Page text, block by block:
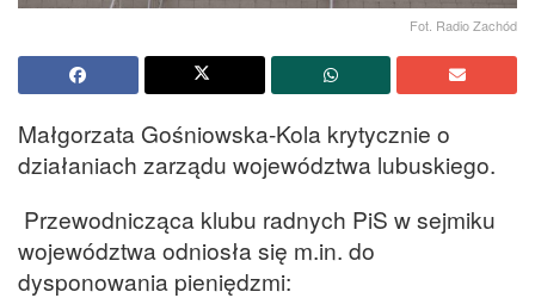
Fot. Radio Zachód
Małgorzata Gośniowska-Kola krytycznie o
działaniach zarządu województwa lubuskiego.
Przewodnicząca klubu radnych PiS w sejmiku
województwa odniosła się m.in. do
dysponowania pieniędzmi: